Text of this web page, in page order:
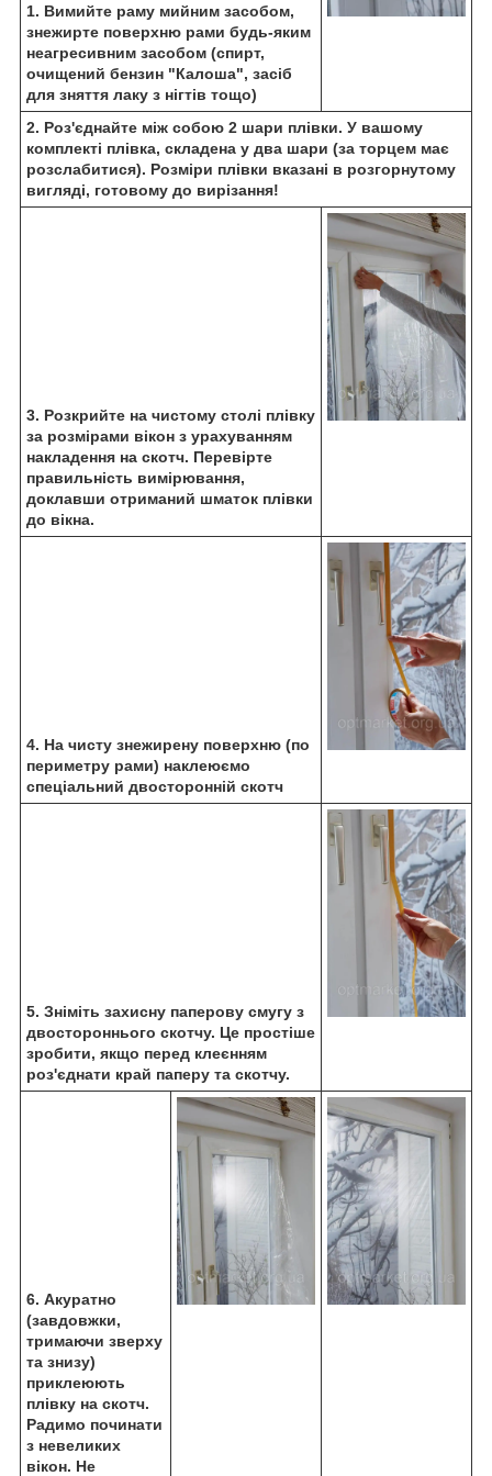
1. Вимийте раму мийним засобом,
знежирте поверхню рами будь-яким
неагресивним засобом (спирт,
очищений бензин "Калоша", засіб
для зняття лаку з нігтів тощо)
2. Роз'єднайте між собою 2 шари плівки. У вашому
комплекті плівка, складена у два шари (за торцем має
розслабитися). Розміри плівки вказані в розгорнутому
вигляді, готовому до вирізання!
3. Розкрийте на чистому столі плівку
за розмірами вікон з урахуванням
накладення на скотч. Перевірте
правильність вимірювання,
доклавши отриманий шматок плівки
до вікна.
4. На чисту знежирену поверхню (по
периметру рами) наклеюємо
спеціальний двосторонній скотч
5. Зніміть захисну паперову смугу з
двостороннього скотчу. Це простіше
зробити, якщо перед клеєнням
роз'єднати край паперу та скотчу.
6. Акуратно
(завдовжки,
тримаючи зверху
та знизу)
приклеюють
плівку на скотч.
Радимо починати
з невеликих
вікон. Не